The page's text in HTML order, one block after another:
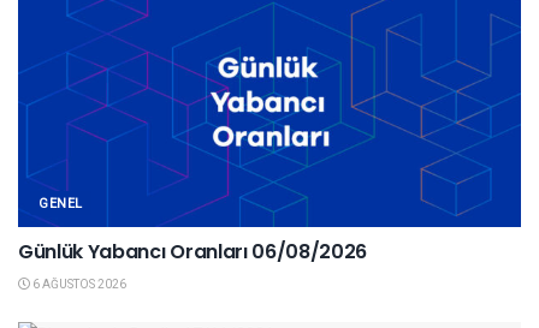
GENEL
Günlük Yabancı Oranları 06/08/2026
6 AĞUSTOS 2026